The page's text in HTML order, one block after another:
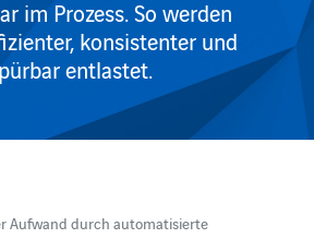
im Prozess. So werden
konsistenter und
entlastet.
Aufwand durch automatisierte